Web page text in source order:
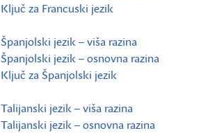
Ključ za Francuski jezik
Španjolski jezik – viša razina
Španjolski jezik – osnovna razina
Ključ za Španjolski jezik
Talijanski jezik – viša razina
Talijanski jezik – osnovna razina